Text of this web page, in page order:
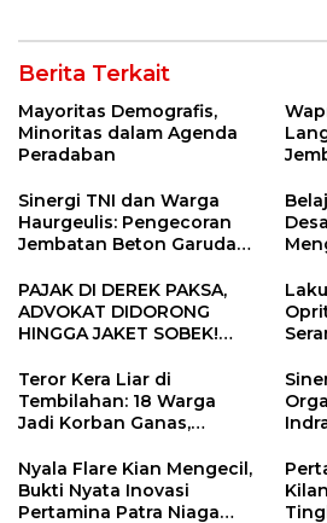
Berita Terkait
Mayoritas Demografis,
Minoritas dalam Agenda
Peradaban
Sinergi TNI dan Warga
Haurgeulis: Pengecoran
Jembatan Beton Garuda
PAJAK DI DEREK PAKSA,
ADVOKAT DIDORONG
HINGGA JAKET SOBEK!
Ngamuk Kepung Polresta
Pekanbaru!
55
Teror Kera Liar di
Tembilahan: 18 Warga
Jadi Korban Ganas,
12 Jahitan!
Nyala Flare Kian Mengecil,
Bukti Nyata Inovasi
Pertamina Patra Niaga